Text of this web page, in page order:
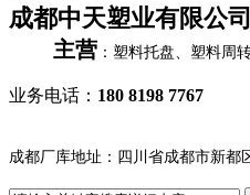
成都中天塑业有限公司
主营 ：塑料托盘、塑料周
业务电话： 180 8198 7767
成都厂库地址：四川省成都市新都